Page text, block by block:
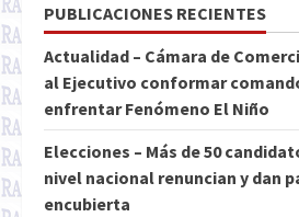
PUBLICACIONES RECIENTES
Actualidad – Cámara de
al Ejecutivo conformar
enfrentar Fenómeno El Niño
Elecciones – Más de 50
nivel nacional renuncian y dan
encubierta